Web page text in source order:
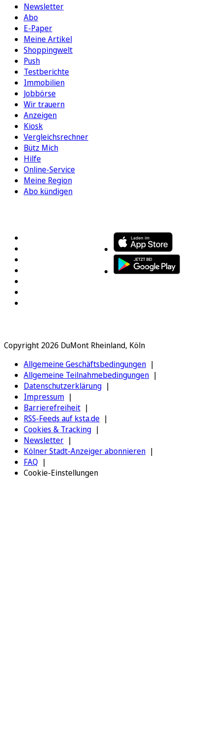
Newsletter
Abo
E-Paper
Meine Artikel
Shoppingwelt
Push
Testberichte
Immobilien
Jobbörse
Wir trauern
Anzeigen
Kiosk
Vergleichsrechner
Bütz Mich
Hilfe
Online-Service
Meine Region
Abo kündigen
Copyright 2026 DuMont Rheinland, Köln
Allgemeine Geschäftsbedingungen
Allgemeine Teilnahmebedingungen
Datenschutzerklärung
Impressum
Barrierefreiheit
RSS-Feeds auf ksta.de
Cookies & Tracking
Newsletter
Kölner Stadt-Anzeiger abonnieren
FAQ
Cookie-Einstellungen